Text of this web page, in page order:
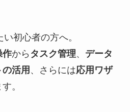
初心者の方へ。
作から タスク管理、 データ
活用 、さらには応用ワザ
。